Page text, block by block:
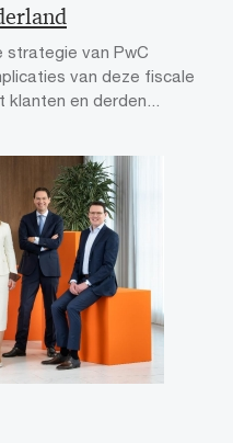
strategie van PwC
van deze fiscale
en derden...